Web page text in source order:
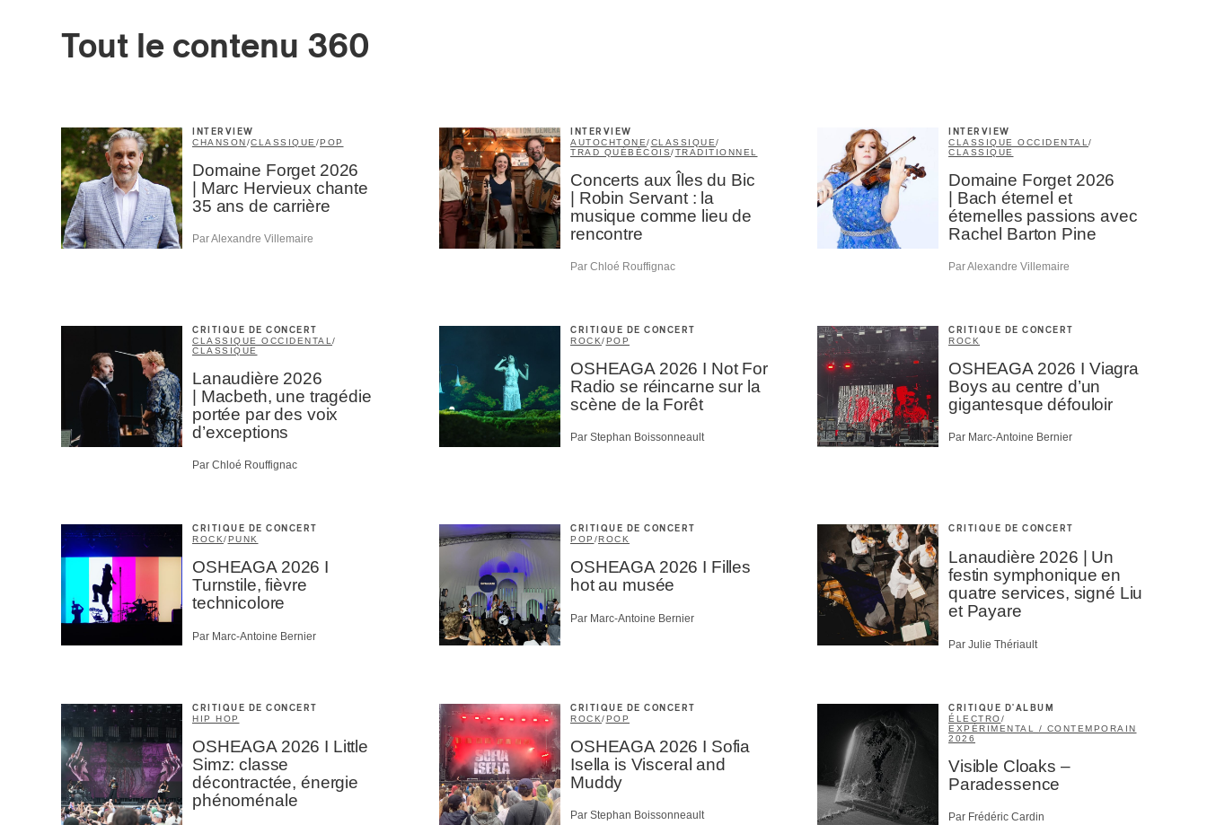
Tout le contenu 360
INTERVIEW
CHANSON/CLASSIQUE /POP
Domaine Forget 2026
| Marc Hervieux chante
35 ans de carrière
Par Alexandre Villemaire
INTERVIEW
AUTOCHTONE/CLASSIQUE/
TRAD QUÉBÉCOIS/TRADITIONNEL
Concerts aux Îles du Bic
| Robin Servant : la
musique comme lieu de
rencontre
Par Chloé Rouffignac
INTERVIEW
CLASSIQUE OCCIDENTAL /
CLASSIQUE
Domaine Forget 2026
| Bach éternel et
éternelles passions avec
Rachel Barton Pine
Par Alexandre Villemaire
CRITIQUE DE CONCERT
CLASSIQUE OCCIDENTAL /
CLASSIQUE
Lanaudière 2026
| Macbeth, une tragédie
portée par des voix
d’exceptions
Par Chloé Rouffignac
CRITIQUE DE CONCERT
ROCK/POP
OSHEAGA 2026 I Not For
Radio se réincarne sur la
scène de la Forêt
Par Stephan Boissonneault
CRITIQUE DE CONCERT
ROCK
OSHEAGA 2026 I Viagra
Boys au centre d’un
gigantesque défouloir
Par Marc-Antoine Bernier
CRITIQUE DE CONCERT
ROCK/ PUNK
OSHEAGA 2026 I
Turnstile, fièvre
technicolore
Par Marc-Antoine Bernier
CRITIQUE DE CONCERT
POP /ROCK
OSHEAGA 2026 I Filles
hot au musée
Par Marc-Antoine Bernier
CRITIQUE DE CONCERT
Lanaudière 2026 | Un
festin symphonique en
quatre services, signé Liu
et Payare
Par Julie Thériault
CRITIQUE DE CONCERT
HIP HOP
OSHEAGA 2026 I Little
Simz: classe
décontractée, énergie
phénoménale
CRITIQUE DE CONCERT
ROCK/POP
OSHEAGA 2026 I Sofia
Isella is Visceral and
Muddy
Par Stephan Boissonneault
CRITIQUE D'ALBUM
ÉLECTRO/
EXPÉRIMENTAL / CONTEMPORAIN
2026
Visible Cloaks –
Paradessence
Par Frédéric Cardin
×
Inscription
Infolettre
Votre courriel
Professionnel industrie musicale
Amateur-e /Fan
Contributeur-trice
Fournisseur
M'INSCRIRE